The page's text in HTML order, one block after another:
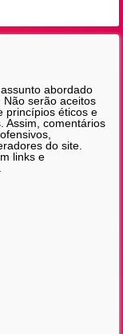
abordado
serão aceitos
princípios éticos e
Assim, comentários
do site.
links e